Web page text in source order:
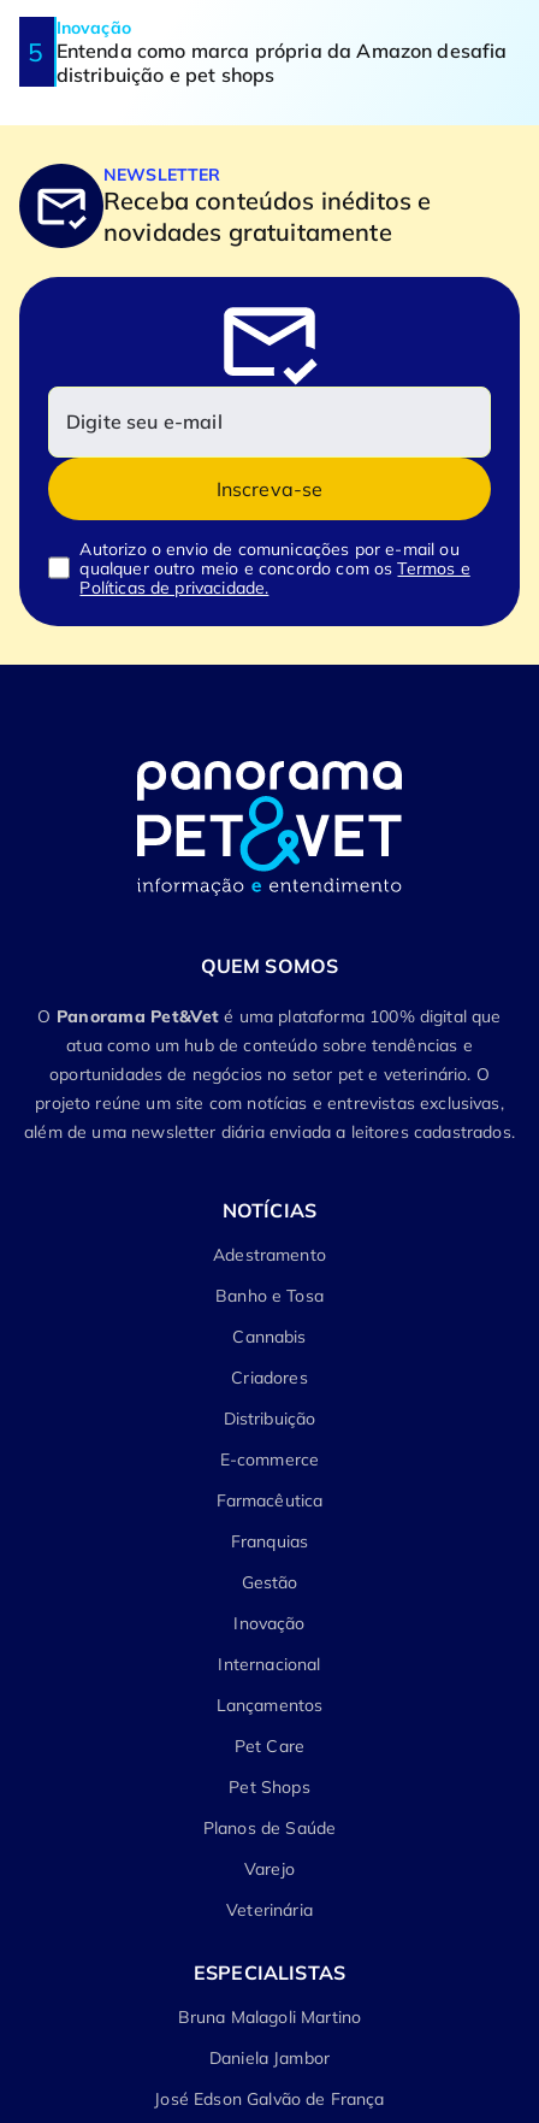
Inovação
Entenda como marca própria da Amazon desafia
distribuição e pet shops
NEWSLETTER
Receba conteúdos inéditos e
novidades gratuitamente
Inscreva-se
Autorizo o envio de comunicações por e-mail ou
qualquer outro meio e concordo com osTermos e
Políticas de privacidade.
QUEM SOMOS
O Panorama Pet&Vet é uma plataforma 100% digital que
atua como um hub de conteúdo sobre tendências e
oportunidades de negócios no setor pet e veterinário. O
projeto reúne um site com notícias e entrevistas exclusivas,
além de uma newsletter diária enviada a leitores cadastrados.
NOTÍCIAS
Adestramento
Banho e Tosa
Cannabis
Criadores
Distribuição
E-commerce
Farmacêutica
Franquias
Gestão
Inovação
Internacional
Lançamentos
Pet Care
Pet Shops
Planos de Saúde
Varejo
Veterinária
ESPECIALISTAS
Bruna Malagoli Martino
Daniela Jambor
José Edson Galvão de França